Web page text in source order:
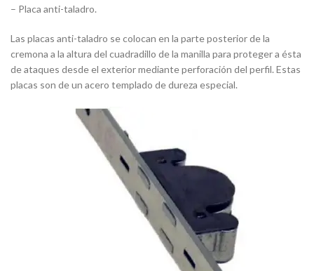
– Placa anti-taladro.
Las placas anti-taladro se colocan en la parte posterior de la
cremona a la altura del cuadradillo de la manilla para proteger a ésta
de ataques desde el exterior mediante perforación del perfil. Estas
placas son de un acero templado de dureza especial.